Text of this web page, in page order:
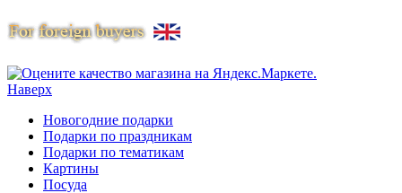
Наверх
Новогодние подарки
Подарки по праздникам
Подарки по тематикам
Картины
Посуда